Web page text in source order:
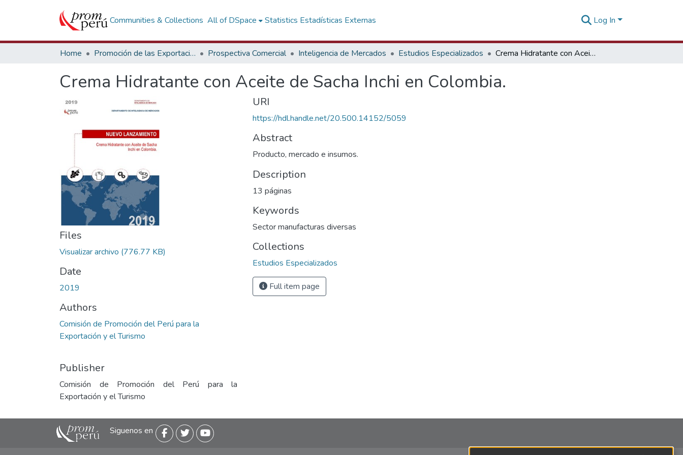
Communities & Collections All of DSpace Statistics Estadísticas Externas Log In
Home Promoción de las Exportaciones Prospectiva Comercial Inteligencia de Mercados Estudios Especializados Crema Hidratante con Aceite de Sacha Inchi en Colombia.
Crema Hidratante con Aceite de Sacha Inchi en Colombia.
Files
Visualizar archivo (776.77 KB)
Date
2019
Authors
Comisión de Promoción del Perú para la
Exportación y el Turismo
Publisher
Comisión de Promoción del Perú para la
Exportación y el Turismo
URI
https://hdl.handle.net/20.500.14152/5059
Abstract
Producto, mercado e insumos.
Description
13 páginas
Keywords
Sector manufacturas diversas
Collections
Estudios Especializados
Full item page
Siguenos en